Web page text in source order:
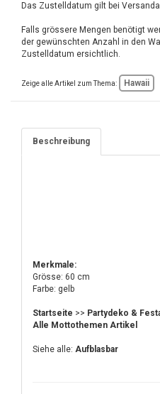
Das Zustelldatum gilt bei
Falls grössere Mengen benötigt
der gewünschten Anzahl in den
Zustelldatum ersichtlich.
Zeige alle Artikel zum Thema: Hawaii
Beschreibung
Merkmale:
Grösse: 60 cm
Farbe: gelb
Startseite >> Partydeko &
Alle Mottothemen Artikel
Siehe alle: Aufblasbar